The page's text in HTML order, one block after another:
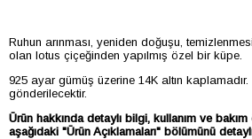
Ruhun arınması, yeniden doğuşu,
olan lotus çiçeğinden yapılmış özel bir küpe.
925 ayar gümüş üzerine 14K altın
gönderilecektir.
Ürün hakkında detaylı bilgi, kullanım ve
aşağıdaki "Ürün Açıklamaları" bölümünü